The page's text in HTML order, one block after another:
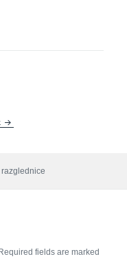
razglednice
fields are marked